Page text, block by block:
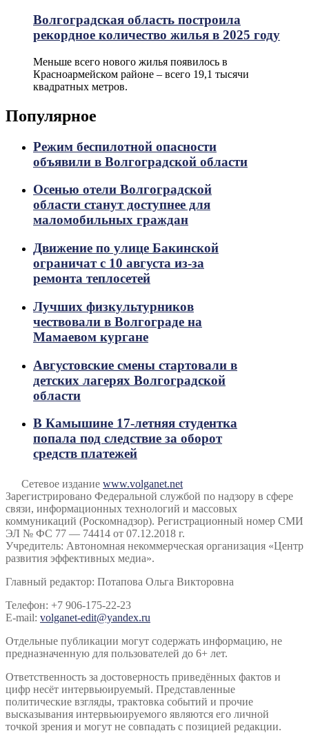
Волгоградская область построила
рекордное количество жилья в 2025 году
Меньше всего нового жилья появилось в
Красноармейском районе – всего 19,1 тысячи
квадратных метров.
Популярное
Режим беспилотной опасности
объявили в Волгоградской области
Осенью отели Волгоградской
области станут доступнее для
маломобильных граждан
Движение по улице Бакинской
ограничат с 10 августа из-за
ремонта теплосетей
Лучших физкультурников
чествовали в Волгограде на
Мамаевом кургане
Августовские смены стартовали в
детских лагерях Волгоградской
области
В Камышине 17-летняя студентка
попала под следствие за оборот
средств платежей
Сетевое издание www.volganet.net
Зарегистрировано Федеральной службой по надзору в сфере
связи, информационных технологий и массовых
коммуникаций (Роскомнадзор). Регистрационный номер СМИ
ЭЛ № ФС 77 — 74414 от 07.12.2018 г.
Учредитель: Автономная некоммерческая организация «Центр
развития эффективных медиа».
Главный редактор: Потапова Ольга Викторовна
Телефон: +7 906-175-22-23
E-mail: volganet-edit@yandex.ru
Отдельные публикации могут содержать информацию, не
предназначенную для пользователей до 6+ лет.
Ответственность за достоверность приведённых фактов и
цифр несёт интервьюируемый. Представленные
политические взгляды, трактовка событий и прочие
высказывания интервьюируемого являются его личной
точкой зрения и могут не совпадать с позицией редакции.